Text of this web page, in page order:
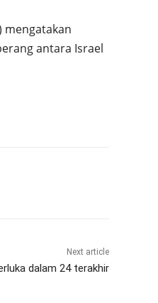
mengatakan
antara Israel
Next article
dalam 24 terakhir